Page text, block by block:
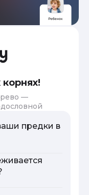
—
предки в